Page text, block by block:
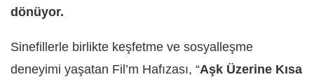
dönüyor.
Sinefillerle birlikte keşfetme ve sosyalleşme
deneyimi yaşatan Fil’m Hafızası, “Aşk Üzerine Kısa